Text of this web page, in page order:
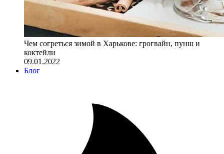
Чем согреться зимой в Харькове: грогвайн, пунш и
коктейли
09.01.2022
Блог